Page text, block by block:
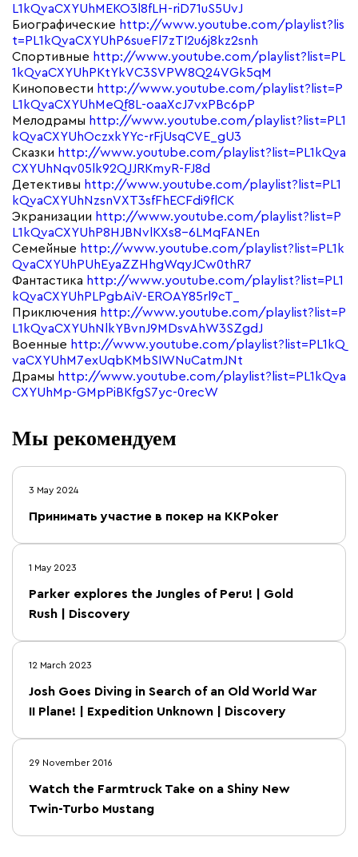
L1kQvaCXYUhMEKO3l8fLH-riD71uS5UvJ
Биографические http://www.youtube.com/playlist?lis
t=PL1kQvaCXYUhP6sueFl7zTI2u6j8kz2snh
Спортивные http://www.youtube.com/playlist?list=PL
1kQvaCXYUhPKtYkVC3SVPW8Q24VGk5qM
Киноповести http://www.youtube.com/playlist?list=P
L1kQvaCXYUhMeQf8L-oaaXcJ7vxPBc6pP
Мелодрамы http://www.youtube.com/playlist?list=PL1
kQvaCXYUhOczxkYYc-rFjUsqCVE_gU3
Сказки http://www.youtube.com/playlist?list=PL1kQva
CXYUhNqv05lk92QJJRKmyR-FJ8d
Детективы http://www.youtube.com/playlist?list=PL1
kQvaCXYUhNzsnVXT3sfFhECFdi9flCK
Экранизации http://www.youtube.com/playlist?list=P
L1kQvaCXYUhP8HJBNvlKXs8-6LMqFANEn
Семейные http://www.youtube.com/playlist?list=PL1k
QvaCXYUhPUhEyaZZHhgWqyJCw0thR7
Фантастика http://www.youtube.com/playlist?list=PL1
kQvaCXYUhPLPgbAiV-EROAY85rl9cT_
Приключения http://www.youtube.com/playlist?list=P
L1kQvaCXYUhNlkYBvnJ9MDsvAhW3SZgdJ
Военные http://www.youtube.com/playlist?list=PL1kQ
vaCXYUhM7exUqbKMbSIWNuCatmJNt
Драмы http://www.youtube.com/playlist?list=PL1kQva
CXYUhMp-GMpPiBKfgS7yc-0recW
Мы рекомендуем
3 May 2024
Принимать участие в покер на KKPoker
1 May 2023
Parker explores the Jungles of Peru! | Gold
Rush | Discovery
12 March 2023
Josh Goes Diving in Search of an Old World War
II Plane! | Expedition Unknown | Discovery
29 November 2016
Watch the Farmtruck Take on a Shiny New
Twin-Turbo Mustang